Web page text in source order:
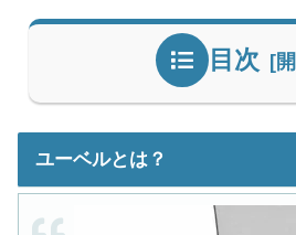
目次
ユーベルとは？